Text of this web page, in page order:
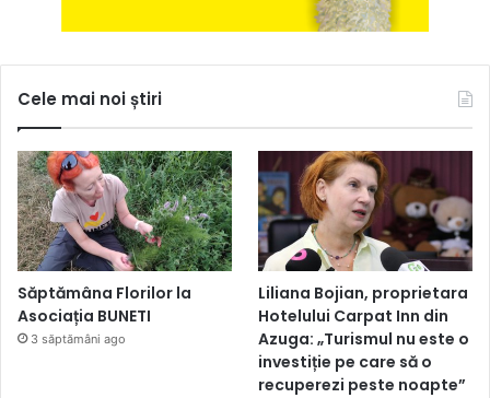
Cele mai noi știri
Săptămâna Florilor la
Asociația BUNETI
3 săptămâni ago
Liliana Bojian, proprietara
Hotelului Carpat Inn din
Azuga: „Turismul nu este o
investiție pe care să o
recuperezi peste noapte”